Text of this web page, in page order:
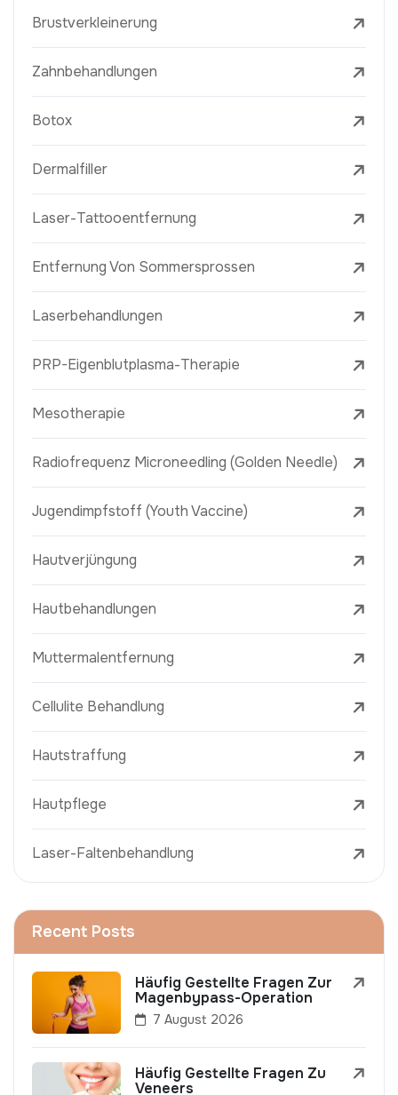
Brustverkleinerung
Zahnbehandlungen
Botox
Dermalfiller
Laser-Tattooentfernung
Entfernung Von Sommersprossen
Laserbehandlungen
PRP-Eigenblutplasma-Therapie
Mesotherapie
Radiofrequenz Microneedling (Golden Needle)
Jugendimpfstoff (Youth Vaccine)
Hautverjüngung
Hautbehandlungen
Muttermalentfernung
Cellulite Behandlung
Hautstraffung
Hautpflege
Laser-Faltenbehandlung
Recent Posts
Häufig Gestellte Fragen Zur
Magenbypass-Operation
7 August 2026
Häufig Gestellte Fragen Zu
Veneers